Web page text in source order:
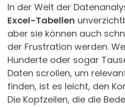
In der Welt der
Excel-Tabellen
aber sie können auch
der Frustration werden.
Hunderte oder sogar
Daten scrollen, um
finden, ist es leicht, den
Die Kopfzeilen, die die